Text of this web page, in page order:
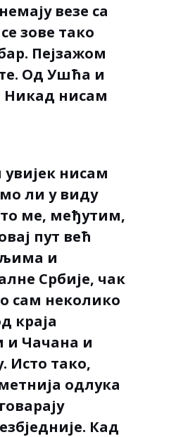
везе са
зове тако
Пејзажом
Од Ушћа и
Никад нисам
увијек нисам
ли у виду
ме, међутим,
пут већ
и
Србије, чак
сам неколико
краја
и Чачана и
Исто тако,
одлука
Кад